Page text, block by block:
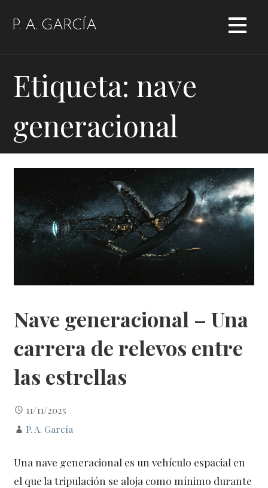
P. A. GARCÍA
Etiqueta: nave
generacional
Nave generacional – Una
carrera de relevos entre
las estrellas
11/11/2025
P. A. García
Una nave generacional es un vehículo espacial en
el que la tripulación se aloja como mínimo durante